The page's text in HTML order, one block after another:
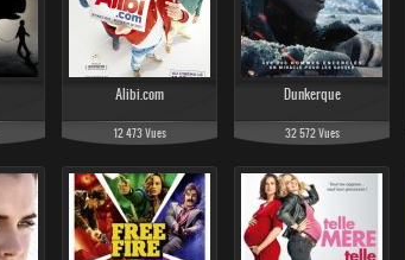
Alibi.com
12 473 Vues
Dunkerque
32 572 Vues